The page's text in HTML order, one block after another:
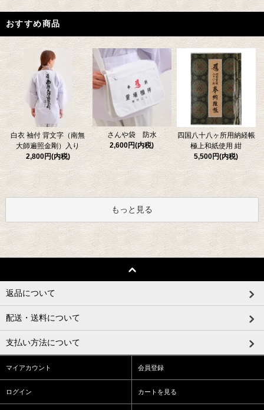
おすすめ商品
白衣 袖付 背文字（南無
大師遍照金剛）入り
2,800円(内税)
さんや袋 防水
2,600円(内税)
四国八十八ヶ所用納経帳
極上和紙使用 紺
5,500円(内税)
もっと見る
返品について
配送・送料について
支払い方法について
マイアカウント 会員登録
ログイン カートを見る